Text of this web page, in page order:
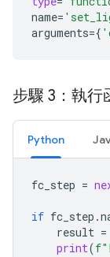
name=
arguments={
步驟 3：執行
Python
fc_step =
if fc_step .
result =
print(f